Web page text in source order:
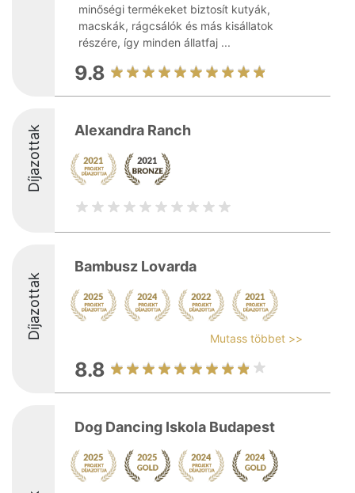
minőségi termékeket biztosít kutyák,
macskák, rágcsálók és más kisállatok
részére, így minden állatfaj ...
9.8
Díjazottak Alexandra Ranch
Díjazottak
Bambusz Lovarda
Mutass többet >>
8.8
Dog Dancing Iskola Budapest